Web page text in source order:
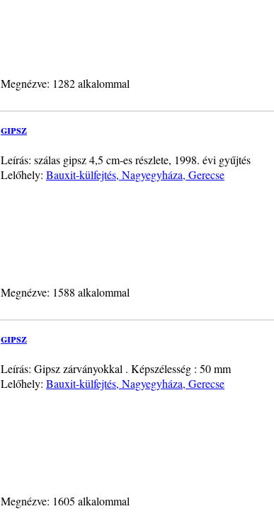
Megnézve: 1282 alkalommal
gipsz
Leírás: szálas gipsz 4,5 cm-es részlete, 1998. évi gyűjtés
Lelőhely: Bauxit-külfejtés, Nagyegyháza, Gerecse
Megnézve: 1588 alkalommal
gipsz
Leírás: Gipsz zárványokkal . Képszélesség : 50 mm
Lelőhely: Bauxit-külfejtés, Nagyegyháza, Gerecse
Megnézve: 1605 alkalommal